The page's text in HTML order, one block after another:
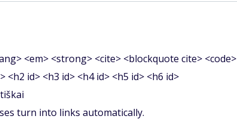
<em> <strong> <cite> <blockquote cite>
id> <h3 id> <h4 id> <h5 id> <h6 id>
turn into links automatically.